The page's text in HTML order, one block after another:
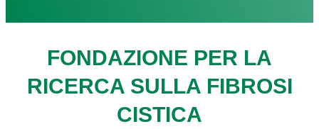
FONDAZIONE PER LA
RICERCA SULLA FIBROSI
CISTICA